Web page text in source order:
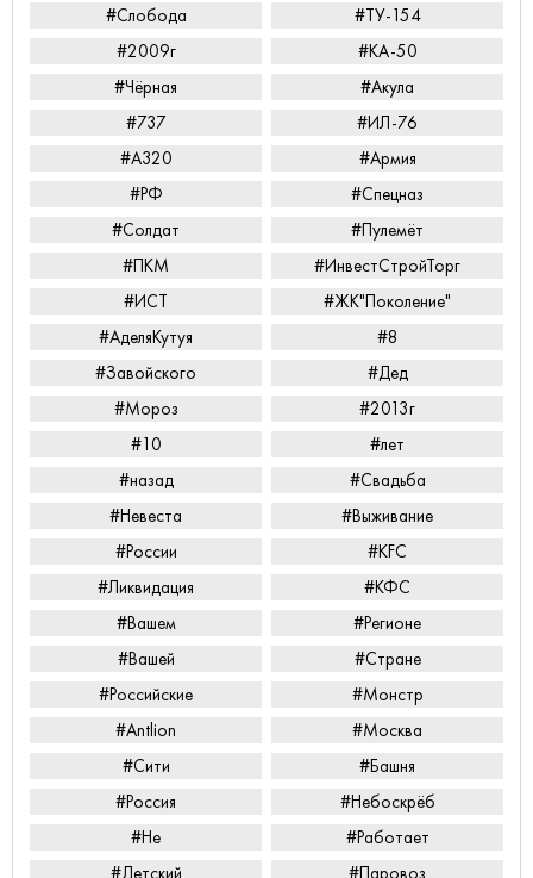
#Слобода
#ТУ-154
#2009г
#КА-50
#Чёрная
#Акула
#737
#ИЛ-76
#А320
#Армия
#РФ
#Спецназ
#Солдат
#Пулемёт
#ПКМ
#ИнвестСтройТорг
#ИСТ
#ЖК"Поколение"
#АделяКутуя
#8
#Завойского
#Дед
#Мороз
#2013г
#10
#лет
#назад
#Свадьба
#Невеста
#Выживание
#России
#KFC
#Ликвидация
#КФС
#Вашем
#Регионе
#Вашей
#Стране
#Российские
#Монстр
#Antlion
#Москва
#Сити
#Башня
#Россия
#Небоскрёб
#Не
#Работает
#Детский
#Паровоз